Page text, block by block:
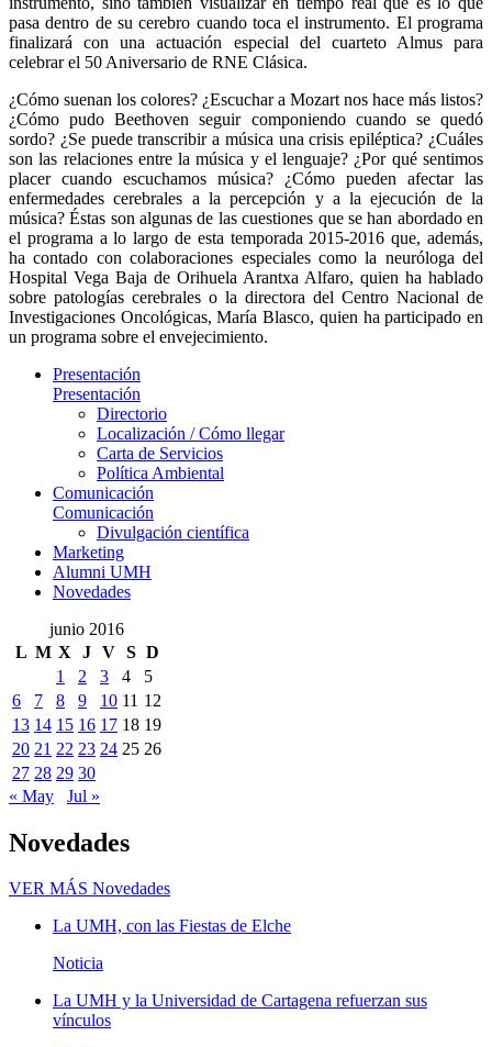
pasa dentro de su cerebro cuando toca el instrumento. El programa
finalizará con una actuación especial del cuarteto Almus para
celebrar el 50 Aniversario de RNE Clásica.
¿Cómo suenan los colores? ¿Escuchar a Mozart nos hace más listos?
¿Cómo pudo Beethoven seguir componiendo cuando se quedó
sordo? ¿Se puede transcribir a música una crisis epiléptica? ¿Cuáles
son las relaciones entre la música y el lenguaje? ¿Por qué sentimos
placer cuando escuchamos música? ¿Cómo pueden afectar las
enfermedades cerebrales a la percepción y a la ejecución de la
música? Éstas son algunas de las cuestiones que se han abordado en
el programa a lo largo de esta temporada 2015-2016 que, además,
ha contado con colaboraciones especiales como la neuróloga del
Hospital Vega Baja de Orihuela Arantxa Alfaro, quien ha hablado
sobre patologías cerebrales o la directora del Centro Nacional de
Investigaciones Oncológicas, María Blasco, quien ha participado en
un programa sobre el envejecimiento.
Presentación
Presentación
Directorio
Localización / Cómo llegar
Carta de Servicios
Política Ambiental
Comunicación
Comunicación
Divulgación científica
Marketing
Alumni UMH
Novedades
junio 2016
L M X J V S D
1
2 3 4
5
6
7 8 9 10 11 12
13 14 15 16 17 18 19
20 21 22 23 24 25 26
27 28 29 30
« May
Jul »
Novedades
VER MÁS Novedades
La UMH, con las Fiestas de Elche
Noticia
La UMH y la Universidad de Cartagena refuerzan sus
vínculos